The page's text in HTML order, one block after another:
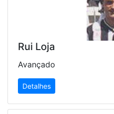
Rui Loja
Avançado
Detalhes